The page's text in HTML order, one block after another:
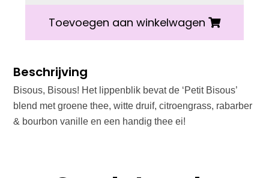
Toevoegen aan winkelwagen
Beschrijving
Bisous, Bisous! Het lippenblik bevat de ‘Petit Bisous’
blend met groene thee, witte druif, citroengrass, rabarber
& bourbon vanille en een handig thee ei!